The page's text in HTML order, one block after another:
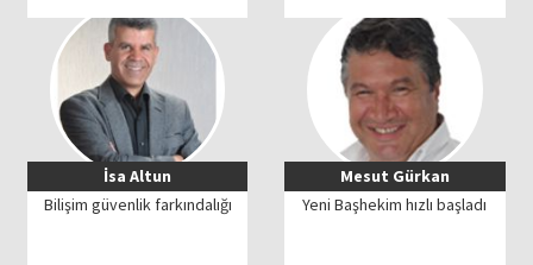
İsa Altun
Bilişim güvenlik farkındalığı
Mesut Gürkan
Yeni Başhekim hızlı başladı